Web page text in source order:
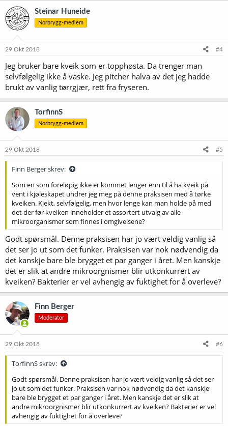
Steinar Huneide
Norbrygg-medlem
29 Okt 2018 #4
Jeg bruker bare kveik som er topphøsta. Da trenger man
selvfølgelig ikke å vaske. Jeg pitcher halva av det jeg hadde
brukt av vanlig tørrgjær, rett fra fryseren.
TorfinnS
Norbrygg-medlem
29 Okt 2018 #5
Finn Berger skrev:
Som en som foreløpig ikke er kommet lenger enn til å ha kveik på
vent i kjøleskapet undrer jeg meg på denne praksisen med å tørke
kveiken. Kjekt, selvfølgelig, men hvor lenge kan man holde på med
det der før kveiken inneholder et assortert utvalg av alle
mikroorganismer som finnes i omgivelsene?
Godt spørsmål. Denne praksisen har jo vært veldig vanlig så
det ser jo ut som det funker. Praksisen var nok nødvendig da
det kanskje bare ble brygget et par ganger i året. Men kanskje
det er slik at andre mikroorgnismer blir utkonkurrert av
kveiken? Bakterier er vel avhengig av fuktighet for å overleve?
Finn Berger
Moderator
29 Okt 2018 #6
TorfinnS skrev:
Godt spørsmål. Denne praksisen har jo vært veldig vanlig så det ser
jo ut som det funker. Praksisen var nok nødvendig da det kanskje
bare ble brygget et par ganger i året. Men kanskje det er slik at
andre mikroorgnismer blir utkonkurrert av kveiken? Bakterier er vel
avhengig av fuktighet for å overleve?